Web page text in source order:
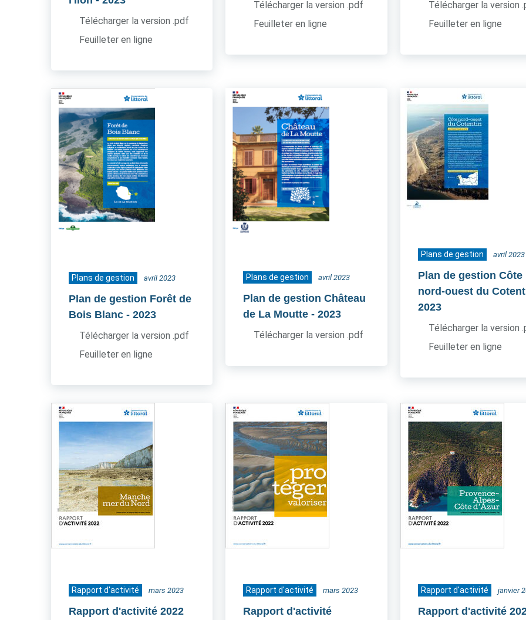
Télécharger la version .pdf
Feuilleter en ligne
Télécharger la version .pdf
Feuilleter en ligne
Télécharger la version
Feuilleter en ligne
Plans de gestion avril 2023
Plan de gestion Forêt de
Bois Blanc - 2023
Télécharger la version .pdf
Feuilleter en ligne
Plans de gestion avril 2023
Plan de gestion Château
de La Moutte - 2023
Télécharger la version .pdf
Plans de gestion avril 2023
Plan de gestion Côte
nord-ouest du
2023
Télécharger la version
Feuilleter en ligne
Rapport d'activité mars 2023
Rapport d'activité 2022
Rapport d'activité mars 2023
Rapport d'activité
Rapport d'activité janvier
Rapport d'activité